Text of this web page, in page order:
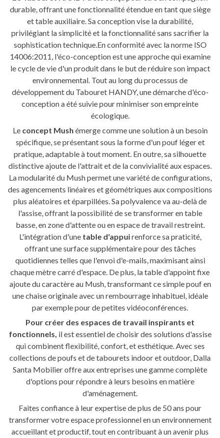
durable, offrant une fonctionnalité étendue en tant que siège
et table auxiliaire. Sa conception vise la durabilité,
privilégiant la simplicité et la fonctionnalité sans sacrifier la
sophistication technique.En conformité avec la norme ISO
14006:2011, l'éco-conception est une approche qui examine
le cycle de vie d'un produit dans le but de réduire son impact
environnemental. Tout au long du processus de
développement du Tabouret HANDY, une démarche d'éco-
conception a été suivie pour minimiser son empreinte
écologique.
Le concept Mush émerge comme une solution à un besoin
spécifique, se présentant sous la forme d'un pouf léger et
pratique, adaptable à tout moment. En outre, sa silhouette
distinctive ajoute de l'attrait et de la convivialité aux espaces.
La modularité du Mush permet une variété de configurations,
des agencements linéaires et géométriques aux compositions
plus aléatoires et éparpillées. Sa polyvalence va au-delà de
l'assise, offrant la possibilité de se transformer en table
basse, en zone d'attente ou en espace de travail restreint.
L'intégration d'une table d'appuirenforce sa praticité,
offrant une surface supplémentaire pour des tâches
quotidiennes telles que l'envoi d'e-mails, maximisant ainsi
chaque mètre carré d'espace. De plus, la table d'appoint fixe
ajoute du caractère au Mush, transformant ce simple pouf en
une chaise originale avec un rembourrage inhabituel, idéale
par exemple pour de petites vidéoconférences.
Pour créer des espaces de travail inspirants et
fonctionnels, il est essentiel de choisir des solutions d'assise
qui combinent flexibilité, confort, et esthétique. Avec ses
collections de poufs et de tabourets indoor et outdoor, Dalla
Santa Mobilier offre aux entreprises une gamme complète
d'options pour répondre à leurs besoins en matière
d'aménagement.
Faites confiance à leur expertise de plus de 50 ans pour
transformer votre espace professionnel en un environnement
accueillant et productif, tout en contribuant à un avenir plus